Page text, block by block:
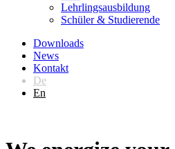
Lehrlingsausbildung
Schüler & Studierende
Downloads
News
Kontakt
De
En